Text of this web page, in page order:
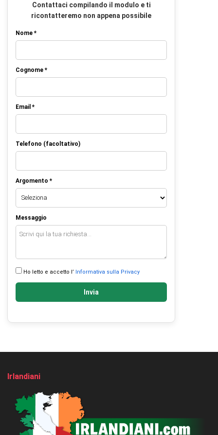
Contattaci compilando il modulo e ti
ricontatteremo non appena possibile
Nome *
Cognome *
Email *
Telefono (facoltativo)
Argomento *
Messaggio
Ho letto e accetto l’ Informativa sulla Privacy
Invia
Irlandiani